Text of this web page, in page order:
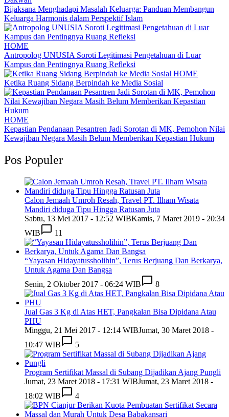
Bijaksana Menghadapi Masalah Keluarga: Panduan Membangun
Keluarga Harmonis dalam Perspektif Islam
HOME
Antropolog UNUSIA Soroti Legitimasi Pengetahuan di Luar
Kampus dan Pentingnya Ruang Refleksi
HOME
Ketika Ruang Sidang Berpindah ke Media Sosial
HOME
Kepastian Pendanaan Pesantren Jadi Sorotan di MK, Pemohon Nilai
Kewajiban Negara Masih Belum Memberikan Kepastian Hukum
Pos Populer
Calon Jemaah Umroh Resah, Travel PT. Ilham Wisata
Mandiri diduga Tipu Hingga Ratusan Juta
Sabtu, 13 Mei 2017 - 12:52 WIBKamis, 7 Maret 2019 - 20:34
WIB
11
“Yayasan Hidayatussholihin”, Terus Berjuang Dan Berkarya,
Untuk Agama Dan Bangsa
Senin, 2 Oktober 2017 - 06:24 WIB
8
Jual Gas 3 Kg di Atas HET, Pangkalan Bisa Dipidana Atau
PHU
Minggu, 21 Mei 2017 - 12:14 WIBJumat, 30 Maret 2018 -
10:47 WIB
5
Program Sertifikat Massal di Subang Dijadikan Ajang Pungli
Jumat, 23 Maret 2018 - 17:31 WIBJumat, 23 Maret 2018 -
18:02 WIB
4